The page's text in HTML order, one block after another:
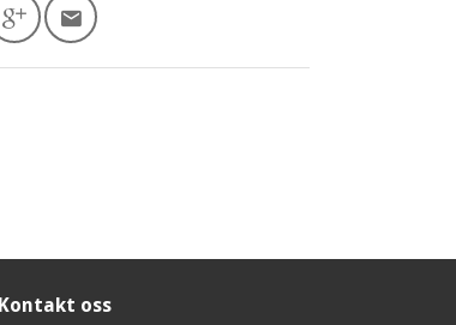
Kontakt oss